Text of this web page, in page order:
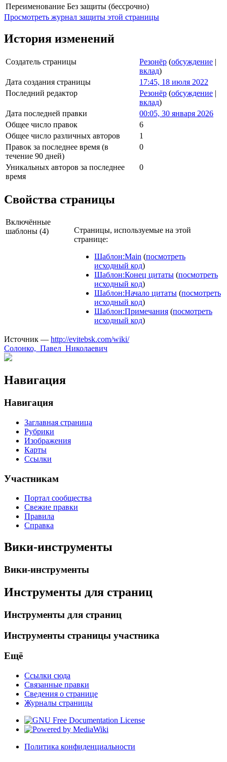
Переименование Без защиты (бессрочно)
Просмотреть журнал защиты этой страницы
История изменений
Создатель страницы Резонёр (обсуждение |
вклад)
Дата создания страницы
17:45, 18 июля 2022
Последний редактор
Резонёр (обсуждение |
вклад)
Дата последней правки
00:05, 30 января 2026
Общее число правок
6
Общее число различных авторов
1
Правок за последнее время (в
течение 90 дней)
0
Уникальных авторов за последнее
время
0
Свойства страницы
Включённые
шаблоны (4)
Страницы, используемые на этой
странице:
Шаблон:Main (посмотреть
исходный код)
Шаблон:Конец цитаты (посмотреть
исходный код)
Шаблон:Начало цитаты (посмотреть
исходный код)
Шаблон:Примечания (посмотреть
исходный код)
Источник — http://evitebsk.com/wiki/
Солонко,_Павел_Николаевич
Навигация
Навигация
Заглавная страница
Рубрики
Изображения
Карты
Ссылки
Участникам
Портал сообщества
Свежие правки
Правила
Справка
Вики-инструменты
Вики-инструменты
Инструменты для страниц
Инструменты для страниц
Инструменты страницы участника
Ещё
Ссылки сюда
Связанные правки
Сведения о странице
Журналы страницы
Политика конфиденциальности